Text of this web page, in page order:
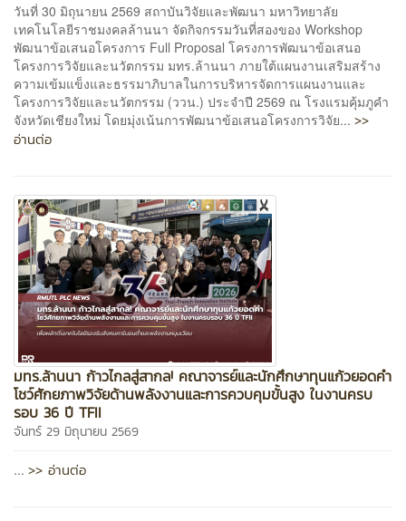
วันที่ 30 มิถุนายน 2569 สถาบันวิจัยและพัฒนา มหาวิทยาลัย
เทคโนโลยีราชมงคลล้านนา จัดกิจกรรมวันที่สองของ Workshop
พัฒนาข้อเสนอโครงการ Full Proposal โครงการพัฒนาข้อเสนอ
โครงการวิจัยและนวัตกรรม มทร.ล้านนา ภายใต้แผนงานเสริมสร้าง
ความเข้มแข็งและธรรมาภิบาลในการบริหารจัดการแผนงานและ
โครงการวิจัยและนวัตกรรม (ววน.) ประจำปี 2569 ณ โรงแรมคุ้มภูคำ
จังหวัดเชียงใหม่ โดยมุ่งเน้นการพัฒนาข้อเสนอโครงการวิจัย... >>
อ่านต่อ
มทร.ล้านนา ก้าวไกลสู่สากล! คณาจารย์และนักศึกษาทุนแก้วยอดคำ
โชว์ศักยภาพวิจัยด้านพลังงานและการควบคุมขั้นสูง ในงานครบ
รอบ 36 ปี TFII
จันทร์ 29 มิถุนายน 2569
... >> อ่านต่อ